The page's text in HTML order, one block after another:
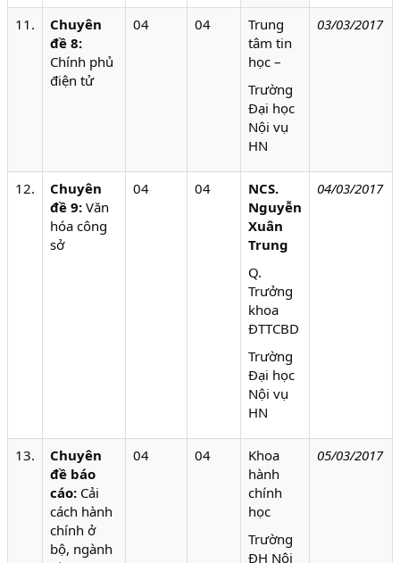
11.
Chuyên
đề 8:
Chính phủ
điện tử
04 04
Trung
tâm tin
học –
Trường
Đại học
Nội vụ
HN
03/03/2017
12.
Chuyên
đề 9: Văn
hóa công
sở
04 04
NCS.
Nguyễn
Xuân
Trung
Q.
Trưởng
khoa
ĐTTCBD
Trường
Đại học
Nội vụ
HN
04/03/2017
13.
Chuyên
đề báo
cáo: Cải
cách hành
chính ở
bộ, ngành
04 04
Khoa
hành
chính
học
Trường
ĐH Nội
05/03/2017